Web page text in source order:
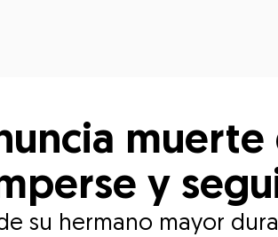
muerte
y
su hermano mayor